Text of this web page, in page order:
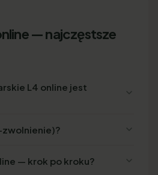
— najczęstsze
L4 online jest
zwolnienie)?
— krok po kroku?